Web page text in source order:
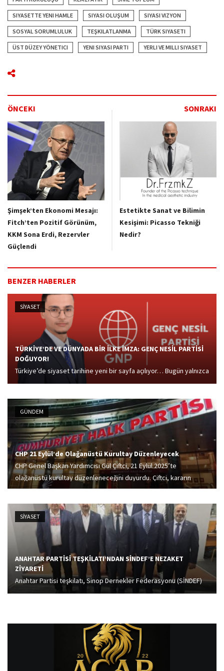
SIYASETTE YENI HAMLE SIYASI OLUŞUM SIYASI VIZYON
SOSYAL SORUMLULUK TEŞKILATLANMA TÜRK SIYASETI
ÜST DÜZEY YÖNETICI YENI SIYASI PARTI YERLI VE MILLI SIYASET
ÖNCEKI SONRAKI
Şimşek’ten Ekonomi Mesajı:
Fitch’ten Pozitif Görünüm,
KKM Sona Erdi, Rezervler
Güçlendi
Estetikte Sanat ve Bilimin
Kesişimi: Picasso Tekniği
Nedir?
BENZER HABERLER
SİYASET
TÜRKİYE’DE VE DÜNYADA BİR İLKE İMZA: GENÇ NESİL PARTİSİ
DOĞUYOR!
Türkiye’de siyaset tarihine yeni bir sayfa açılıyor… Bugün yalnızca
bir parti değil, bir dönemin ruhu doğuyor. Gençlerin fikirleriyle,
Türkiye’nin geleceğine yön verecek...
GÜNDEM
CHP 21 Eylül’de Olağanüstü Kurultay Düzenleyecek
CHP Genel Başkan Yardımcısı Gül Çiftci, 21 Eylül 2025’te
olağanüstü kurultay düzenleneceğini duyurdu. Çiftci, kararın
demokrasiye ve halk iradesine bağlılık göstergesi olduğunu
vurguladı.
SİYASET
ANAHTAR PARTİSİ TEŞKİLATI’NDAN SİNDEF’E NEZAKET
ZİYARETİ
Anahtar Partisi teşkilatı, Sinop Dernekler Federasyonu (SİNDEF)
Genel Başkanı Hasan Dalkıran’a nezaket ziyaretinde bulundu.